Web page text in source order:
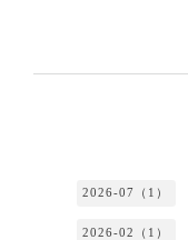
2026-07（1）
2026-02（1）